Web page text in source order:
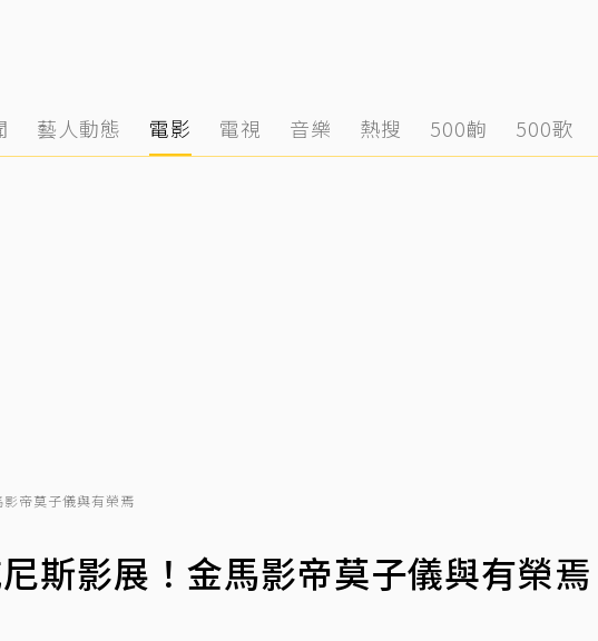
藝人動態 電影 電視 音樂 熱搜 500齣 500歌
影帝莫子儀與有榮焉
斯影展！金馬影帝莫子儀與有榮焉